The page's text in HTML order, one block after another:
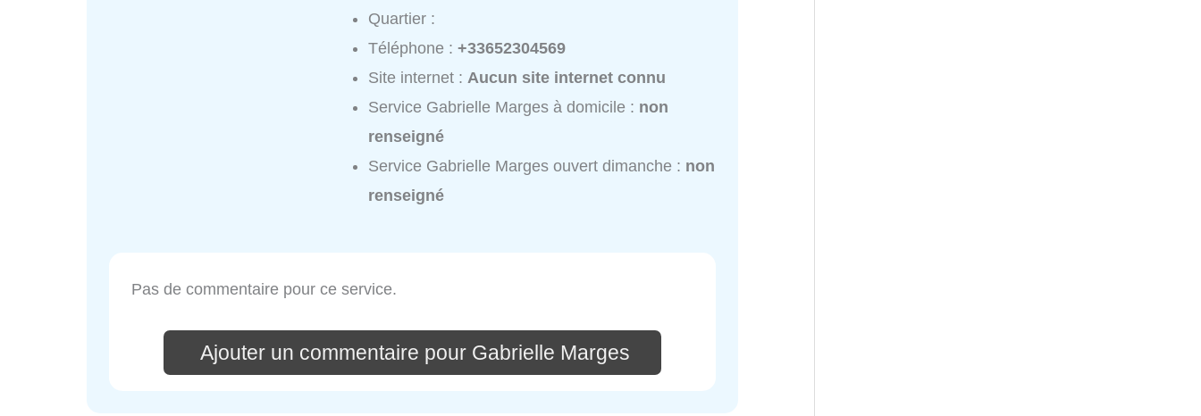
Quartier :
Téléphone :+33652304569
Site internet :Aucun site internet connu
Service Gabrielle Marges à domicile : non
renseigné
Service Gabrielle Marges ouvert dimanche : non
renseigné
Pas de commentaire pour ce service.
Ajouter un commentaire pour Gabrielle Marges